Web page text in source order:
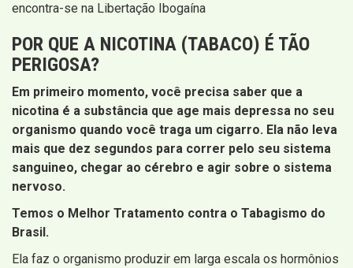
encontra-se na Libertação Ibogaína
POR QUE A NICOTINA (TABACO) É TÃO
PERIGOSA?
Em primeiro momento, você precisa saber que a
nicotina é a substância que age mais depressa no seu
organismo quando você traga um cigarro. Ela não leva
mais que dez segundos para correr pelo seu sistema
sanguineo, chegar ao cérebro e agir sobre o sistema
nervoso.
Temos o Melhor Tratamento contra o Tabagismo do
Brasil.
Ela faz o organismo produzir em larga escala os hormônios